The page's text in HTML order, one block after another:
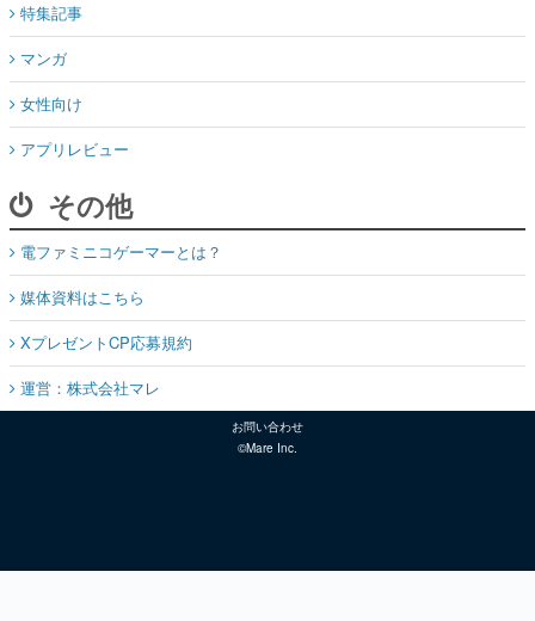
特集記事
マンガ
女性向け
アプリレビュー
その他
電ファミニコゲーマーとは？
媒体資料はこちら
XプレゼントCP応募規約
運営：株式会社マレ
お問い合わせ
©Mare Inc.